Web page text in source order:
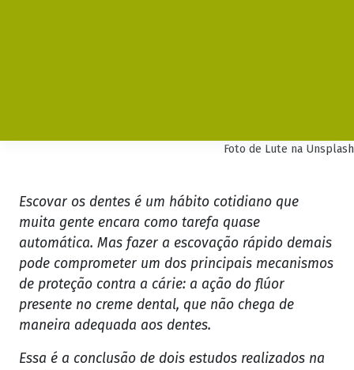
Foto de Lute na Unsplash
Escovar os dentes é um hábito cotidiano que
muita gente encara como tarefa quase
automática. Mas fazer a escovação rápido demais
pode comprometer um dos principais mecanismos
de proteção contra a cárie: a ação do flúor
presente no creme dental, que não chega de
maneira adequada aos dentes.
Essa é a conclusão de dois estudos realizados na